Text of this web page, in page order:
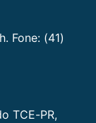
Fone: (41)
TCE-PR,